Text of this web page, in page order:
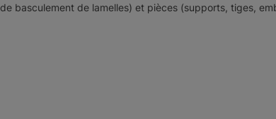
basculement de lamelles) et pièces (supports, tiges,